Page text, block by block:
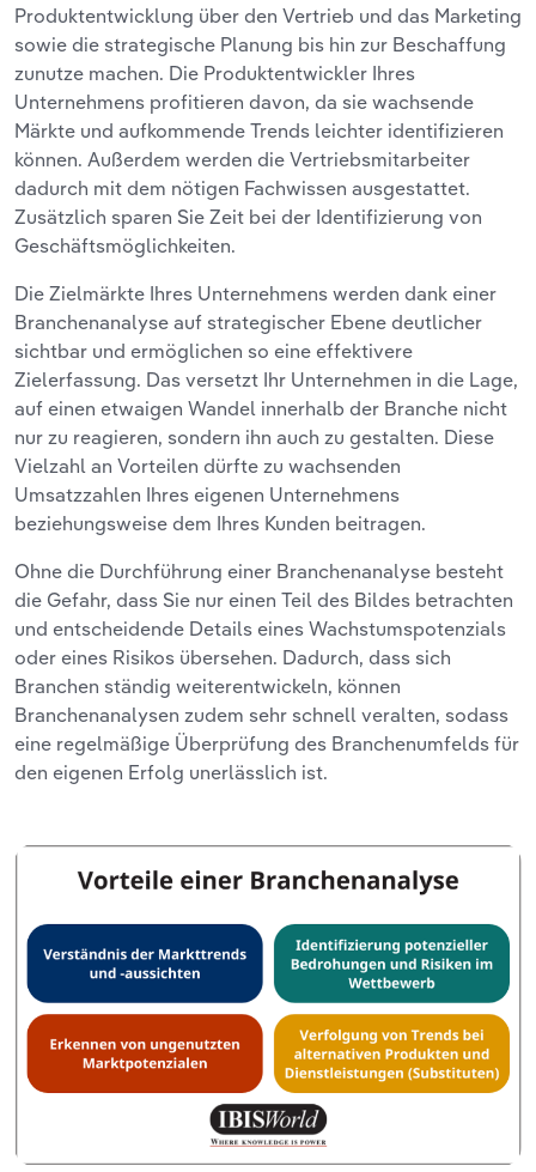
Produktentwicklung über den Vertrieb und das Marketing
sowie die strategische Planung bis hin zur Beschaffung
zunutze machen. Die Produktentwickler Ihres
Unternehmens profitieren davon, da sie wachsende
Märkte und aufkommende Trends leichter identifizieren
können. Außerdem werden die Vertriebsmitarbeiter
dadurch mit dem nötigen Fachwissen ausgestattet.
Zusätzlich sparen Sie Zeit bei der Identifizierung von
Geschäftsmöglichkeiten.
Die Zielmärkte Ihres Unternehmens werden dank einer
Branchenanalyse auf strategischer Ebene deutlicher
sichtbar und ermöglichen so eine effektivere
Zielerfassung. Das versetzt Ihr Unternehmen in die Lage,
auf einen etwaigen Wandel innerhalb der Branche nicht
nur zu reagieren, sondern ihn auch zu gestalten. Diese
Vielzahl an Vorteilen dürfte zu wachsenden
Umsatzzahlen Ihres eigenen Unternehmens
beziehungsweise dem Ihres Kunden beitragen.
Ohne die Durchführung einer Branchenanalyse besteht
die Gefahr, dass Sie nur einen Teil des Bildes betrachten
und entscheidende Details eines Wachstumspotenzials
oder eines Risikos übersehen. Dadurch, dass sich
Branchen ständig weiterentwickeln, können
Branchenanalysen zudem sehr schnell veralten, sodass
eine regelmäßige Überprüfung des Branchenumfelds für
den eigenen Erfolg unerlässlich ist.